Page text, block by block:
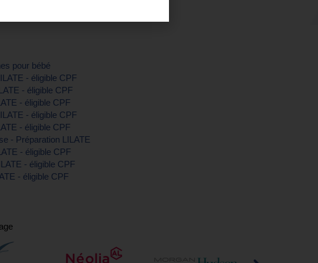
pour bébé
- éligible CPF
- éligible CPF
- éligible CPF
- éligible CPF
- éligible CPF
- Préparation LILATE
- éligible CPF
- éligible CPF
- éligible CPF